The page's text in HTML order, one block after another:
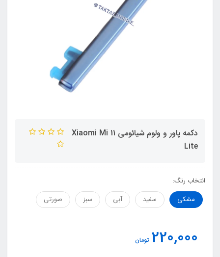
دکمه پاور و ولوم شیائومی Xiaomi Mi 11
Lite
انتخاب رنگ:
مشکی
سفید آبی سبز صورتی
220,000 تومان